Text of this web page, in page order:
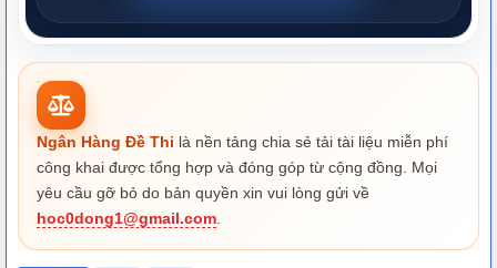
Ngân Hàng Đề Thi là nền tảng chia sẻ tải tài liệu miễn phí
công khai được tổng hợp và đóng góp từ cộng đồng. Mọi
yêu cầu gỡ bỏ do bản quyền xin vui lòng gửi về
hoc0dong1@gmail.com